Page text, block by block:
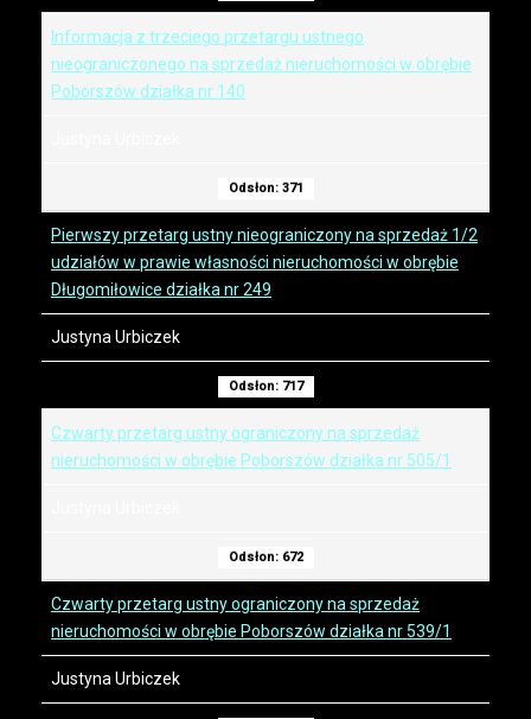
Informacja z trzeciego przetargu ustnego
nieograniczonego na sprzedaż nieruchomości w obrębie
Poborszów działka nr 140
Odsłon: 371
Pierwszy przetarg ustny nieograniczony na sprzedaż 1/2
udziałów w prawie własności nieruchomości w obrębie
Długomiłowice działka nr 249
Justyna Urbiczek
Odsłon: 717
Czwarty przetarg ustny ograniczony na sprzedaż
nieruchomości w obrębie Poborszów działka nr 505/1
Odsłon: 672
Czwarty przetarg ustny ograniczony na sprzedaż
nieruchomości w obrębie Poborszów działka nr 539/1
Justyna Urbiczek